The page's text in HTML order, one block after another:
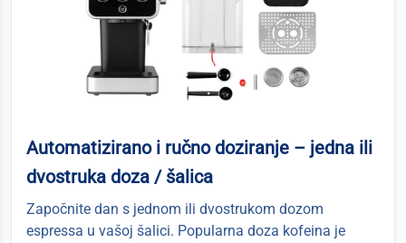
Automatizirano i ručno doziranje – jedna ili
dvostruka doza / šalica
Započnite dan s jednom ili dvostrukom dozom
espressa u vašoj šalici. Popularna doza kofeina je